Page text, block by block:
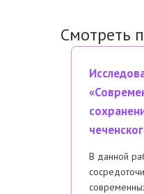
Смотреть
В данной